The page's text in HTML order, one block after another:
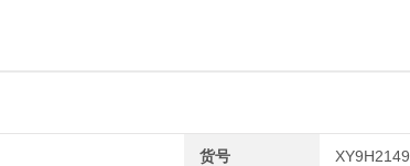
货号 XY9H2149